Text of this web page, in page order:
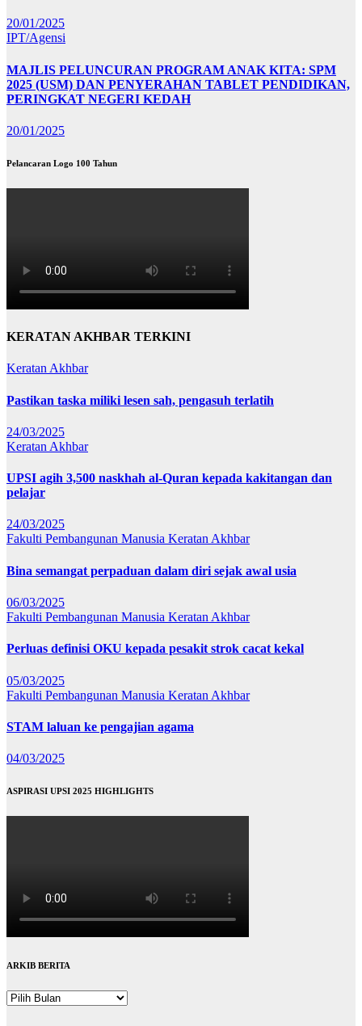
20/01/2025
IPT/Agensi
MAJLIS PELUNCURAN PROGRAM ANAK KITA: SPM
2025 (USM) DAN PENYERAHAN TABLET PENDIDIKAN,
PERINGKAT NEGERI KEDAH
20/01/2025
Pelancaran Logo 100 Tahun
KERATAN AKHBAR TERKINI
Keratan Akhbar
Pastikan taska miliki lesen sah, pengasuh terlatih
24/03/2025
Keratan Akhbar
UPSI agih 3,500 naskhah al-Quran kepada kakitangan dan
pelajar
24/03/2025
Fakulti Pembangunan Manusia Keratan Akhbar
Bina semangat perpaduan dalam diri sejak awal usia
06/03/2025
Fakulti Pembangunan Manusia Keratan Akhbar
Perluas definisi OKU kepada pesakit strok cacat kekal
05/03/2025
Fakulti Pembangunan Manusia Keratan Akhbar
STAM laluan ke pengajian agama
04/03/2025
ASPIRASI UPSI 2025 HIGHLIGHTS
ARKIB BERITA
ARKIB